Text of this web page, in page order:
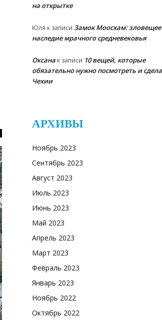
на открытке
Юля к записи Замок Моосхам: зловещее
наследие мрачного средневековья
Оксана к записи 10 вещей, которые
обязательно нужно посмотреть и
Чехии
АРХИВЫ
Ноябрь 2023
Сентябрь 2023
Август 2023
Июль 2023
Июнь 2023
Май 2023
Апрель 2023
Март 2023
Февраль 2023
Январь 2023
Ноябрь 2022
Октябрь 2022